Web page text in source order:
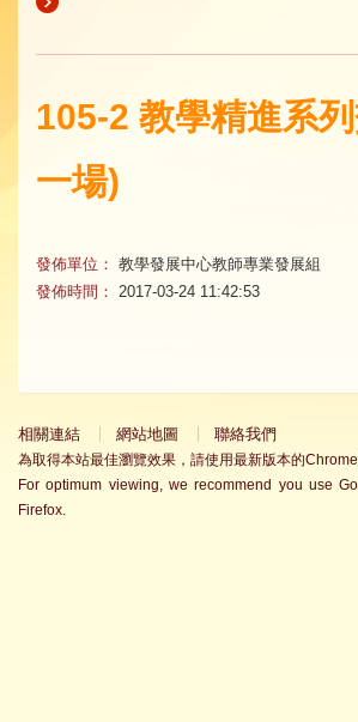
105-2 教學精進系
一場)
發佈單位： 教學發展中心教師專業發展組
發佈時間：
2017-03-24 11:42:53
相關連結 網站地圖 聯絡我們
為取得本站最佳瀏覽效果，請使用最新版本的
For optimum viewing, we recommend you use
Firefox.